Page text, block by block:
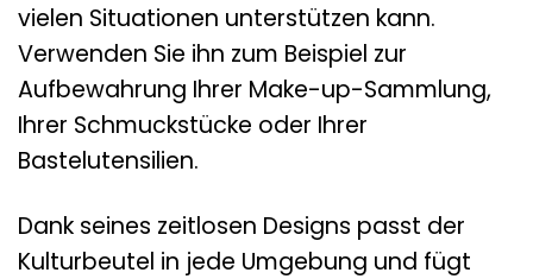
vielen Situationen unterstützen kann.
Verwenden Sie ihn zum Beispiel zur
Aufbewahrung Ihrer Make-up-Sammlung,
Ihrer Schmuckstücke oder Ihrer
Bastelutensilien.
Dank seines zeitlosen Designs passt der
Kulturbeutel in jede Umgebung und fügt